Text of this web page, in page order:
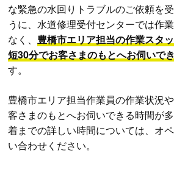
な緊急の水回りトラブルのご依頼を
うに、水道修理受付センターでは作
なく、豊橋市エリア担当の作業スタ
短30分でお客さまのもとへお伺いで
す。
豊橋市エリア担当作業員の作業状況
客さまのもとへお伺いできる時間が
着までの詳しい時間については、オ
い合わせください。